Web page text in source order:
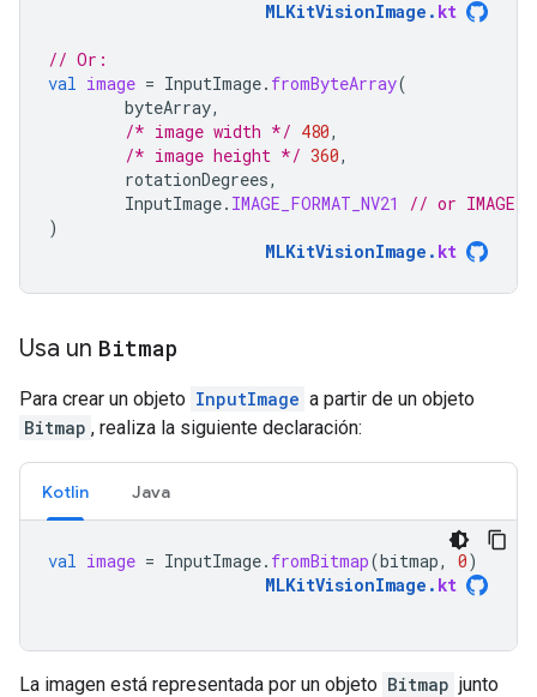
MLKitVisionImage . kt
// Or:
val image = InputImage. fromByteArray(
byteArray,
/* image width */ 480,
/* image height */ 360,
rotationDegrees,
InputImage. IMAGE_FORMAT_NV21
// or
)
MLKitVisionImage . kt
Usa un Bitmap
Para crear un objeto InputImage a partir de un objeto
Bitmap , realiza la siguiente declaración:
Kotlin Java
val image = InputImage. fromBitmap(bitmap, 0)
MLKitVisionImage . kt
La imagen está representada por un objeto Bitmap junto